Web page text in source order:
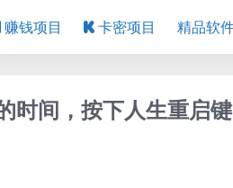
赚钱项目 卡密项目 精品软
时间，按下人生重启键